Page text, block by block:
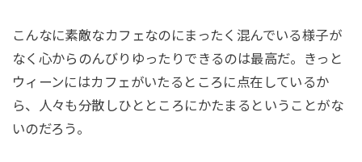
こんなに素敵なカフェなのにまったく混んでいる様子が
なく心からのんびりゆったりできるのは最高だ。きっと
ウィーンにはカフェがいたるところに点在しているか
ら、人々も分散しひとところにかたまるということがな
いのだろう。